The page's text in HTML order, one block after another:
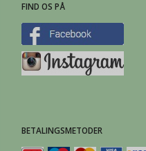
FIND OS PÅ
BETALINGSMETODER